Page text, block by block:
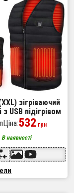
зігріваючий
USB підігрівом
чорний
532 грн
В наявності